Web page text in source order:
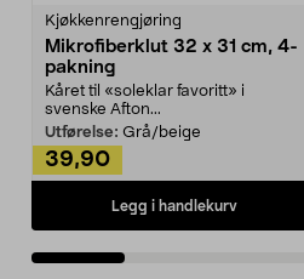
Kjøkkenrengjøring
Mikrofiberklut 32 x 31 cm, 4-
pakning
Kåret til «soleklar favoritt» i
svenske Afton...
Utførelse: Grå/beige
39,90
Legg i handlekurv